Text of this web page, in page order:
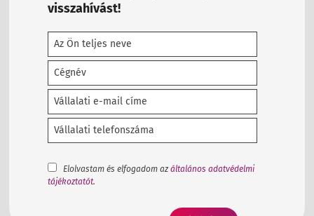
visszahívást!
Elolvastam és elfogadom azáltalános adatvédelmi
tájékoztatót.